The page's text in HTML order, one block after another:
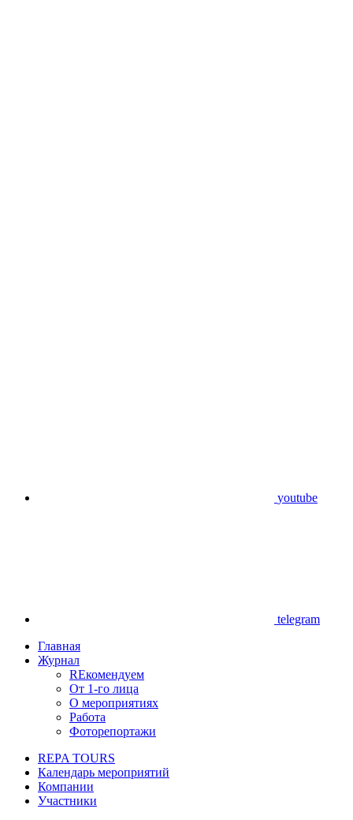
youtube
telegram
Главная
Журнал
REкомендуем
От 1-го лица
О мероприятиях
Работа
Фоторепортажи
REPA TOURS
Календарь мероприятий
Компании
Участники